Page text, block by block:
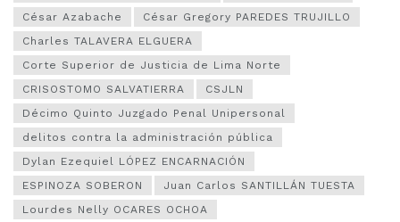
o
k
p
p
I
n
t
i
César Azabache
César Gregory PAREDES TRUJILLO
Charles TALAVERA ELGUERA
Corte Superior de Justicia de Lima Norte
CRISOSTOMO SALVATIERRA
CSJLN
Décimo Quinto Juzgado Penal Unipersonal
delitos contra la administración pública
Dylan Ezequiel LÓPEZ ENCARNACIÓN
ESPINOZA SOBERON
Juan Carlos SANTILLÁN TUESTA
Lourdes Nelly OCARES OCHOA